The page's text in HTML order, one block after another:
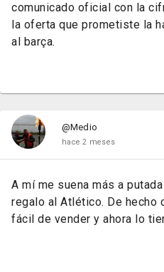
comunicado oficial con la
la oferta que prometiste la
al barça.
@Medio
hace 2 meses
A mí me suena más a
regalo al Atlético. De hecho
fácil de vender y ahora lo